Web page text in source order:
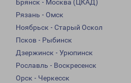
Брянск - Москва (ЦКАД)
Рязань - Омск
Ноябрьск - Старый Оскол
Псков - Рыбинск
Дзержинск - Урюпинск
Рославль - Воскресенск
Орск - Черкесск